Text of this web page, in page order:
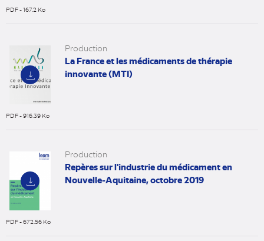
PDF - 167.2 Ko
PDF - 916.39 Ko
Production
La France et les médicaments de thérapie
innovante (MTI)
PDF - 672.56 Ko
Production
Repères sur l'industrie du médicament en
Nouvelle-Aquitaine, octobre 2019